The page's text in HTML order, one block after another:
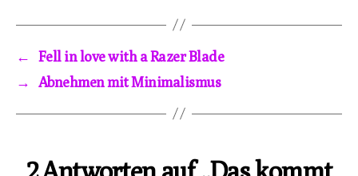
←
Fell in love with a Razer Blade
→
Abnehmen mit Minimalismus